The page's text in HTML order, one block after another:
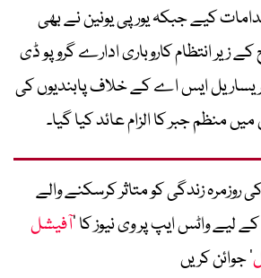
کیے جبکہ یورپی یونین نے بھی
کے زیر انتظام کاروباری ادارے گروپو ڈی
ایس اے کے خلاف پابندیوں کی
منظم جبر کا الزام عائد کیا گیا۔
روزمرہ زندگی کو متاثر کرسکنے والے
لیے واٹس ایپ پر وی نیوز کا ’آفیشل
‘ جوائن کریں